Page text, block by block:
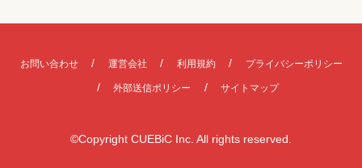
©Copyright CUEBiC Inc. All rights reserved.
お問い合わせ 運営会社 利用規約 プライバシーポリシー
外部送信ポリシー サイトマップ